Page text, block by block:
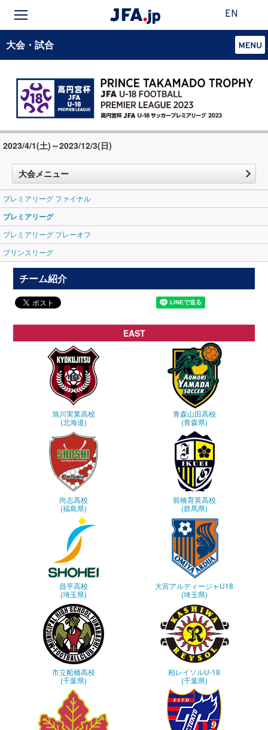
EN
大会・試合
2023/4/1(土)～2023/12/3(日)
大会メニュー
プレミアリーグ ファイナル
プレミアリーグ
プレミアリーグ プレーオフ
プリンスリーグ
チーム紹介
EAST
旭川実業高校
(北海道)
青森山田高校
(青森県)
尚志高校
(福島県)
前橋育英高校
(群馬県)
昌平高校
(埼玉県)
大宮アルディージャU18
(埼玉県)
市立船橋高校
(千葉県)
柏レイソルU-18
(千葉県)